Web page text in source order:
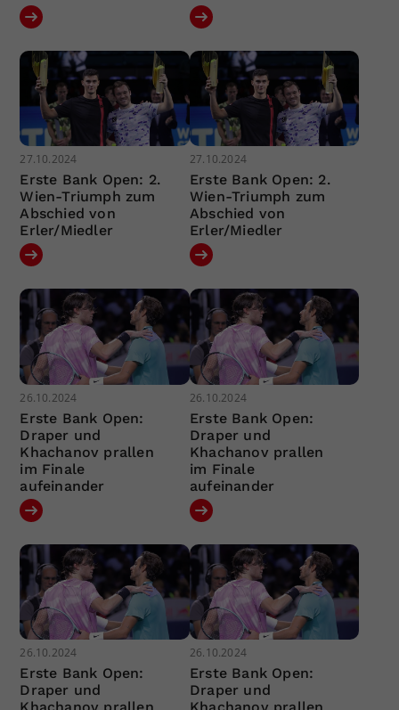
27.10.2024
Erste Bank Open: 2.
Wien-Triumph zum
Abschied von
Erler/Miedler
27.10.2024
Erste Bank Open: 2.
Wien-Triumph zum
Abschied von
Erler/Miedler
26.10.2024
Erste Bank Open:
Draper und
Khachanov prallen
im Finale
aufeinander
26.10.2024
Erste Bank Open:
Draper und
Khachanov prallen
im Finale
aufeinander
26.10.2024
Erste Bank Open:
Draper und
26.10.2024
Erste Bank Open:
Draper und